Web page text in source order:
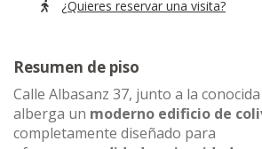
¿Quieres reservar una visita?
Resumen de piso
Calle Albasanz 37, junto a la
alberga un moderno edificio de
completamente diseñado para